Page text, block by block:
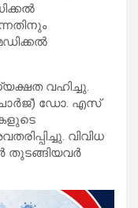
വഹിച്ചു.
ചാർജ്) ഡോ. എസ്
വിവിധ
തുടങ്ങിയവർ